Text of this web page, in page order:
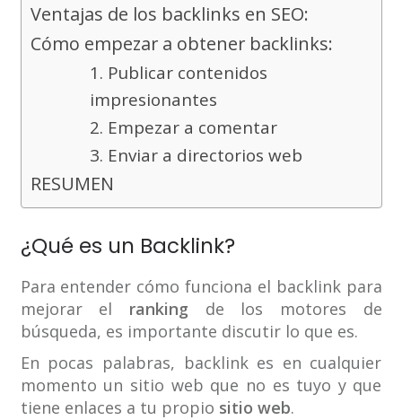
Ventajas de los backlinks en SEO:
Cómo empezar a obtener backlinks:
1. Publicar contenidos
impresionantes
2. Empezar a comentar
3. Enviar a directorios web
RESUMEN
¿Qué es un Backlink?
Para entender cómo funciona el backlink para
mejorar el ranking de los motores de
búsqueda, es importante discutir lo que es.
En pocas palabras, backlink es en cualquier
momento un sitio web que no es tuyo y que
tiene enlaces a tu propio sitio web.